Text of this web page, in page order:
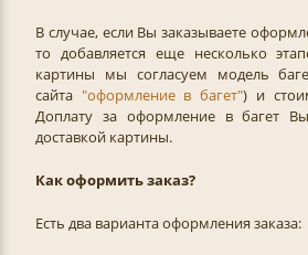
В случае, если Вы заказываете
то добавляется еще несколько
картины мы согласуем модель
сайта "оформление в багет") и
Доплату за оформление в багет
доставкой картины.
Как оформить заказ?
Есть два варианта оформления заказа: